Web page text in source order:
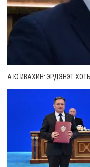
А.Ю.ИВАХИН: ЭРДЭНЭТ